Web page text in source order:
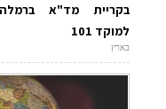
בקריית מד"א
למוקד 101
בארץ